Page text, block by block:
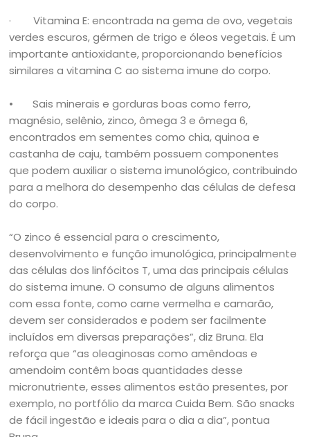
· Vitamina E: encontrada na gema de ovo, vegetais
verdes escuros, gérmen de trigo e óleos vegetais. É um
importante antioxidante, proporcionando benefícios
similares a vitamina C ao sistema imune do corpo.
• Sais minerais e gorduras boas como ferro,
magnésio, selênio, zinco, ômega 3 e ômega 6,
encontrados em sementes como chia, quinoa e
castanha de caju, também possuem componentes
que podem auxiliar o sistema imunológico, contribuindo
para a melhora do desempenho das células de defesa
do corpo.
“O zinco é essencial para o crescimento,
desenvolvimento e função imunológica, principalmente
das células dos linfócitos T, uma das principais células
do sistema imune. O consumo de alguns alimentos
com essa fonte, como carne vermelha e camarão,
devem ser considerados e podem ser facilmente
incluídos em diversas preparações”, diz Bruna. Ela
reforça que “as oleaginosas como amêndoas e
amendoim contêm boas quantidades desse
micronutriente, esses alimentos estão presentes, por
exemplo, no portfólio da marca Cuida Bem. São snacks
de fácil ingestão e ideais para o dia a dia”, pontua